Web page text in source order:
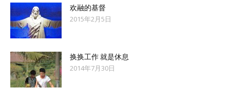
欢融的基督
2015年2月5日
换换工作 就是休息
2014年7月30日